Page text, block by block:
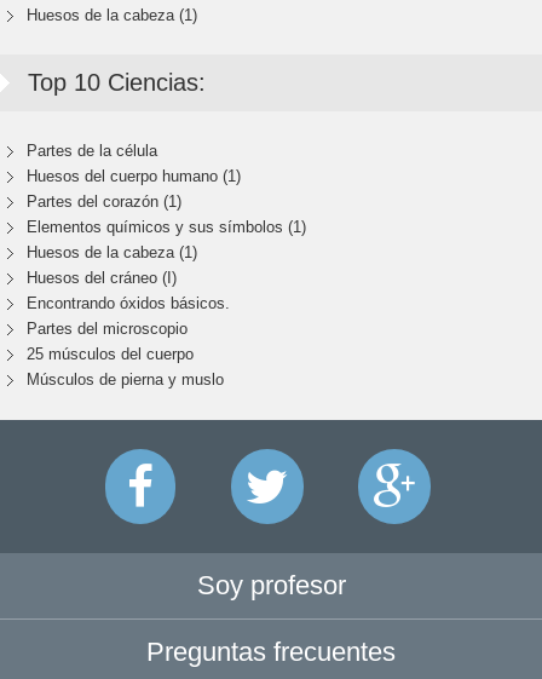
Huesos de la cabeza (1)
Top 10 Ciencias:
Partes de la célula
Huesos del cuerpo humano (1)
Partes del corazón (1)
Elementos químicos y sus símbolos (1)
Huesos de la cabeza (1)
Huesos del cráneo (I)
Encontrando óxidos básicos.
Partes del microscopio
25 músculos del cuerpo
Músculos de pierna y muslo
Soy profesor
Preguntas frecuentes